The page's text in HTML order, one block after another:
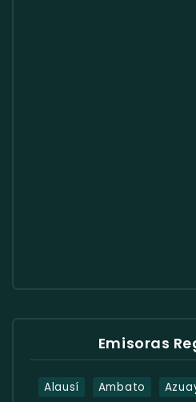
Emisoras
Alausí Ambato